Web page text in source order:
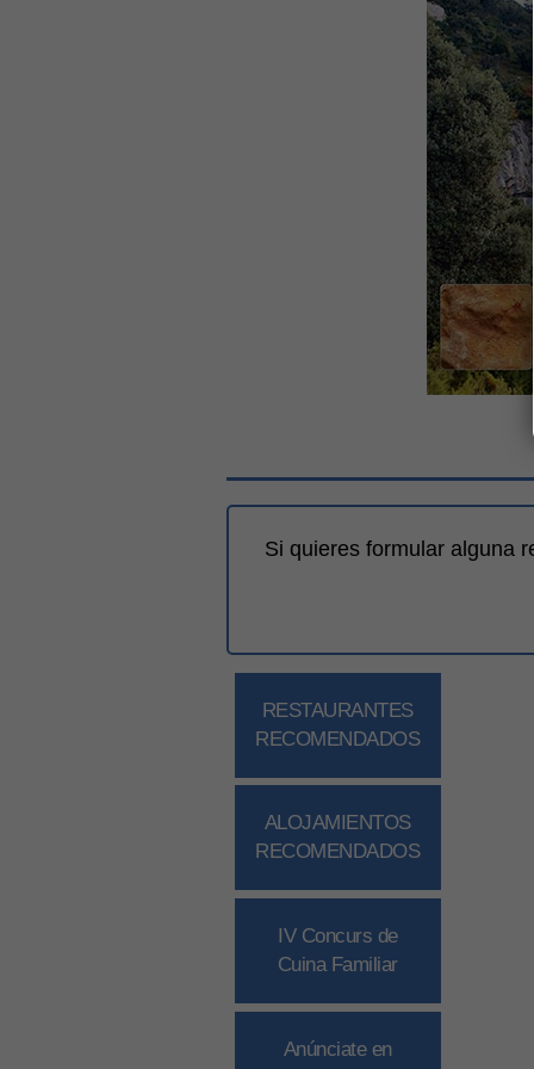
Si quieres formular alguna
RESTAURANTES
RECOMENDADOS
ALOJAMIENTOS
RECOMENDADOS
IV Concurs de
Cuina Familiar
Anúnciate en